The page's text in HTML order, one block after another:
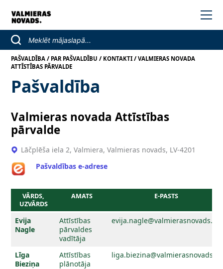
PAŠVALDĪBA / PAR PAŠVALDĪBU / KONTAKTI /VALMIERAS NOVADA
ATTĪSTĪBAS PĀRVALDE
Pašvaldība
Valmieras novada Attīstības
pārvalde
Lāčplēša iela 2, Valmiera, Valmieras novads, LV-4201
Pašvaldības e-adrese
VĀRDS,
UZVĀRDS
AMATS E-PASTS
Evija
Nagle
Attīstības
pārvaldes
vadītāja
evija.nagle@valmierasnovads.lv
Līga
Bieziņa
Attīstības
plānotāja
liga.biezina@valmierasnovads.lv